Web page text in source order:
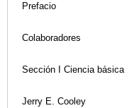
Prefacio
Colaboradores
Sección I Ciencia básica
Jerry E. Cooley